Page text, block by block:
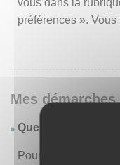
vous dans la
préférences ».
Mes
Quelles sont les
Pour consulter la